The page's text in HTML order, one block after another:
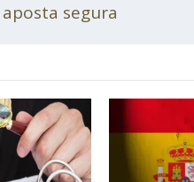
segura